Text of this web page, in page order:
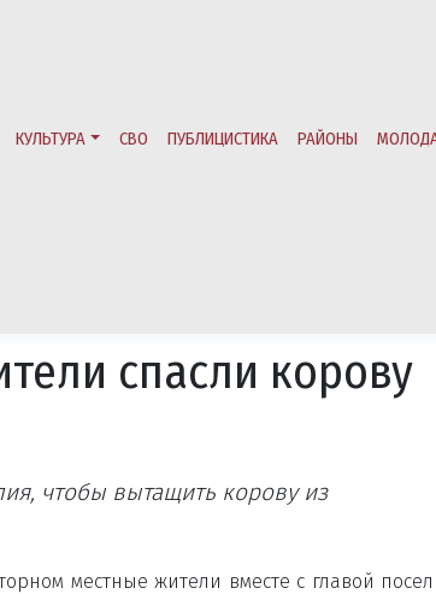
КУЛЬТУРА СВО ПУБЛИЦИСТИКА РАЙОНЫ
спасли корову
чтобы вытащить корову из
местные жители вместе с главой